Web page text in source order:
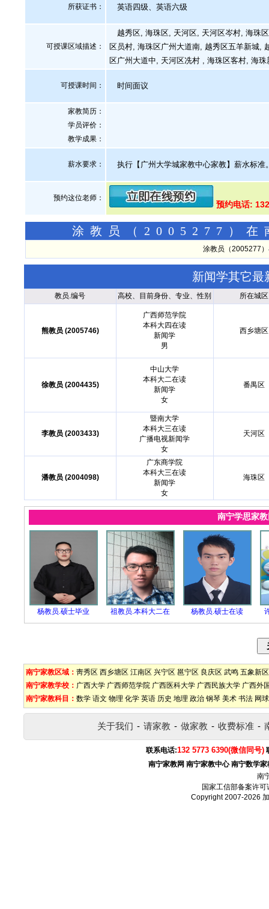
所获证书 ： 英语四级、英语六级
可授课区域描述：
越秀区, 海珠区, 天河区, 天河区岑村, 海珠
区员村, 海珠区广州大道南, 越秀区五羊新城,
区广州大道中, 天河区冼村 , 海珠区客村, 海
可授课时间： 时间面议
家教简历：
学员评价：
教学成果：
薪水要求： 执行【广州大学城家教中心家教】薪水标准
预约这位老师：
预约电话:
涂教员（2005277）在
涂教员（2005277
新闻学其它最
教员.编号 高校、目前身份、专业、性别 所在城区
熊教员 (2005746)
广西师范学院
本科大四在读
新闻学
男
西乡塘区
徐教员 (2004435)
中山大学
本科大二在读
新闻学
女
番禺区
李教员 (2003433)
暨南大学
本科大三在读
广播电视新闻学
女
天河区
潘教员 (2004098)
广东商学院
本科大三在读
新闻学
女
海珠区
南宁学思家
杨教员.硕士毕业 祖教员.本科大二在 杨教员.硕士在读
南宁家教区域： 靑秀区 西乡塘区 江南区 兴宁区 邕宁区 良庆区 武鸣 五象新区
南宁家教学校： 广西大学 广西师范学院 广西医科大学 广西民族大学 广西外
南宁家教科目： 数学 语文 物理 化学 英语 历史 地理 政治 钢琴 美术 书法 网球
关于我们 - 请家教 - 做家教 - 收费标准 -
联系电话:132 5773 6390(微信同号)
南宁家教网 南宁家教中心 南宁数学家
南
国家工信部备案许可
Copyright 2007-2026